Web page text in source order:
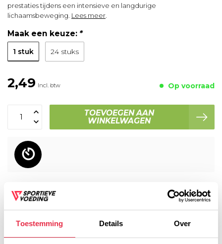
Toestemming Details Over
prestaties tijdens een intensieve en langdurige
lichaamsbeweging. Lees meer
Maak een keuze: *
1 stuk 24 stuks
2,49 Incl. btw Op voorraad
TOEVOEGEN AAN
WINKELWAGEN
Voor 16:00 besteld, dezelfde werkdag verzonden!
Gratis cadeau vanaf € 75,-